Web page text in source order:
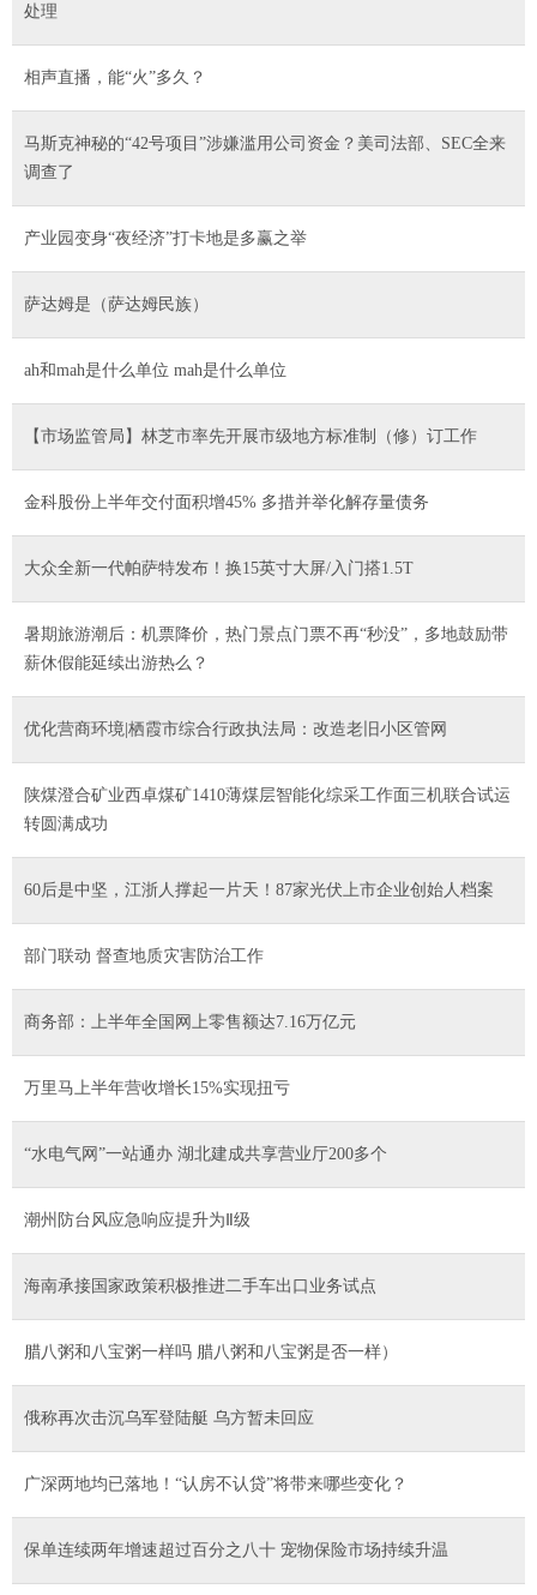
处理
相声直播，能“火”多久？
马斯克神秘的“42号项目”涉嫌滥用公司资金？美司法部、SEC全来
调查了
产业园变身“夜经济”打卡地是多赢之举
萨达姆是（萨达姆民族）
ah和mah是什么单位 mah是什么单位
【市场监管局】林芝市率先开展市级地方标准制（修）订工作
金科股份上半年交付面积增45% 多措并举化解存量债务
大众全新一代帕萨特发布！换15英寸大屏/入门搭1.5T
暑期旅游潮后：机票降价，热门景点门票不再“秒没”，多地鼓励带
薪休假能延续出游热么？
优化营商环境|栖霞市综合行政执法局：改造老旧小区管网
陕煤澄合矿业西卓煤矿1410薄煤层智能化综采工作面三机联合试运
转圆满成功
60后是中坚，江浙人撑起一片天！87家光伏上市企业创始人档案
部门联动 督查地质灾害防治工作
商务部：上半年全国网上零售额达7.16万亿元
万里马上半年营收增长15%实现扭亏
“水电气网”一站通办 湖北建成共享营业厅200多个
潮州防台风应急响应提升为Ⅱ级
海南承接国家政策积极推进二手车出口业务试点
腊八粥和八宝粥一样吗 腊八粥和八宝粥是否一样）
俄称再次击沉乌军登陆艇 乌方暂未回应
广深两地均已落地！“认房不认贷”将带来哪些变化？
保单连续两年增速超过百分之八十 宠物保险市场持续升温